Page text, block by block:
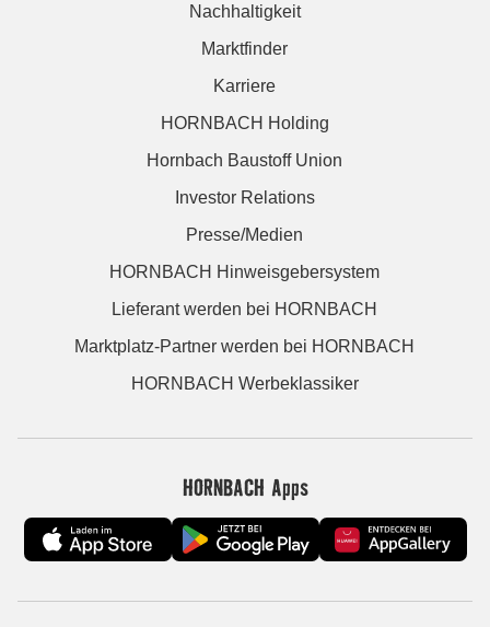
Nachhaltigkeit
Marktfinder
Karriere
HORNBACH Holding
Hornbach Baustoff Union
Investor Relations
Presse/Medien
HORNBACH Hinweisgebersystem
Lieferant werden bei HORNBACH
Marktplatz-Partner werden bei HORNBACH
HORNBACH Werbeklassiker
HORNBACH Apps